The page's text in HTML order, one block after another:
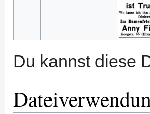
Du kannst diese